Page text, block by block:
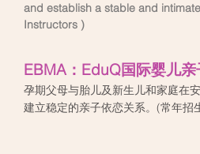
and establish a stable and
Instructors )
EBMA：EduQ国际婴儿
孕期父母与胎儿及新生儿和家庭在
建立稳定的亲子依恋关系。(常年招